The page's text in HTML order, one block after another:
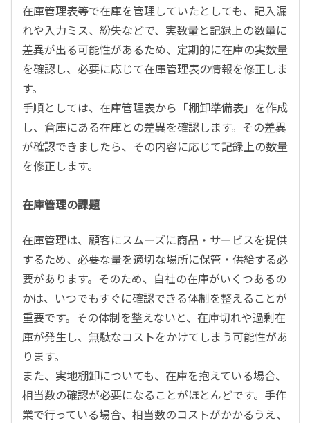
在庫管理表等で在庫を管理していたとしても、記入漏
れや入力ミス、紛失などで、実数量と記録上の数量に
差異が出る可能性があるため、定期的に在庫の実数量
を確認し、必要に応じて在庫管理表の情報を修正しま
す。
手順としては、在庫管理表から「棚卸準備表」を作成
し、倉庫にある在庫との差異を確認します。その差異
が確認できましたら、その内容に応じて記録上の数量
を修正します。
在庫管理の課題
在庫管理は、顧客にスムーズに商品・サービスを提供
するため、必要な量を適切な場所に保管・供給する必
要があります。そのため、自社の在庫がいくつあるの
かは、いつでもすぐに確認できる体制を整えることが
重要です。その体制を整えないと、在庫切れや過剰在
庫が発生し、無駄なコストをかけてしまう可能性があ
ります。
また、実地棚卸についても、在庫を抱えている場合、
相当数の確認が必要になることがほとんどです。手作
業で行っている場合、相当数のコストがかかるうえ、